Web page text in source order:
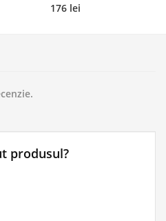
176 lei
produsul?